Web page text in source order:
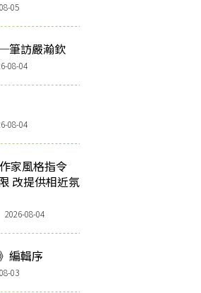
05
筆訪嚴瀚欽
04
04
家風格指令
改提供相近氛
08-04
編輯序
03